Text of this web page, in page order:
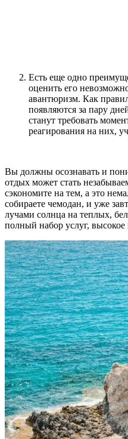
Есть еще одно
оценить его
авантюризм. Как
появляются за пару
станут требовать
реагирования на них,
Вы должны осознавать и
отдых может стать
сэкономите на тем, а это
собираете чемодан, и уже
лучами солнца на теплых,
полный набор услуг, высокое